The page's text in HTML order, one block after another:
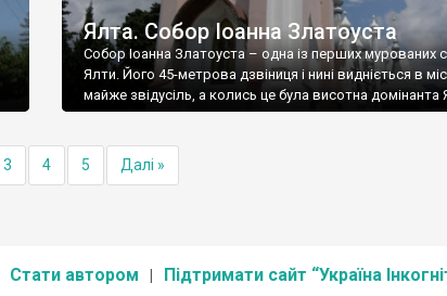
Ялта. Собор Іоанна Златоуста
Собор Іоанна Златоуста – одна із перших мурованих
Ялти. Його 45-метрова дзвіниця і нині видніється в
майже звідусіль, а колись це була висотна домінанта
3 4 5 Далі »
Стати автором Підтримати сайт “Україна